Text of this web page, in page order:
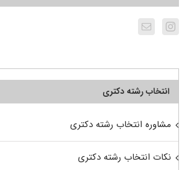
انتخاب رشته دکتری
مشاوره انتخاب رشته دکتری
نکات انتخاب رشته دکتری